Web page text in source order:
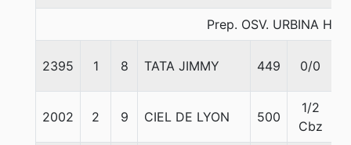
Prep. OSV. URBINA H.
2395 1 8 TATA JIMMY 449 0/0
2002 2 9 CIEL DE LYON 500
1/2
Cbz